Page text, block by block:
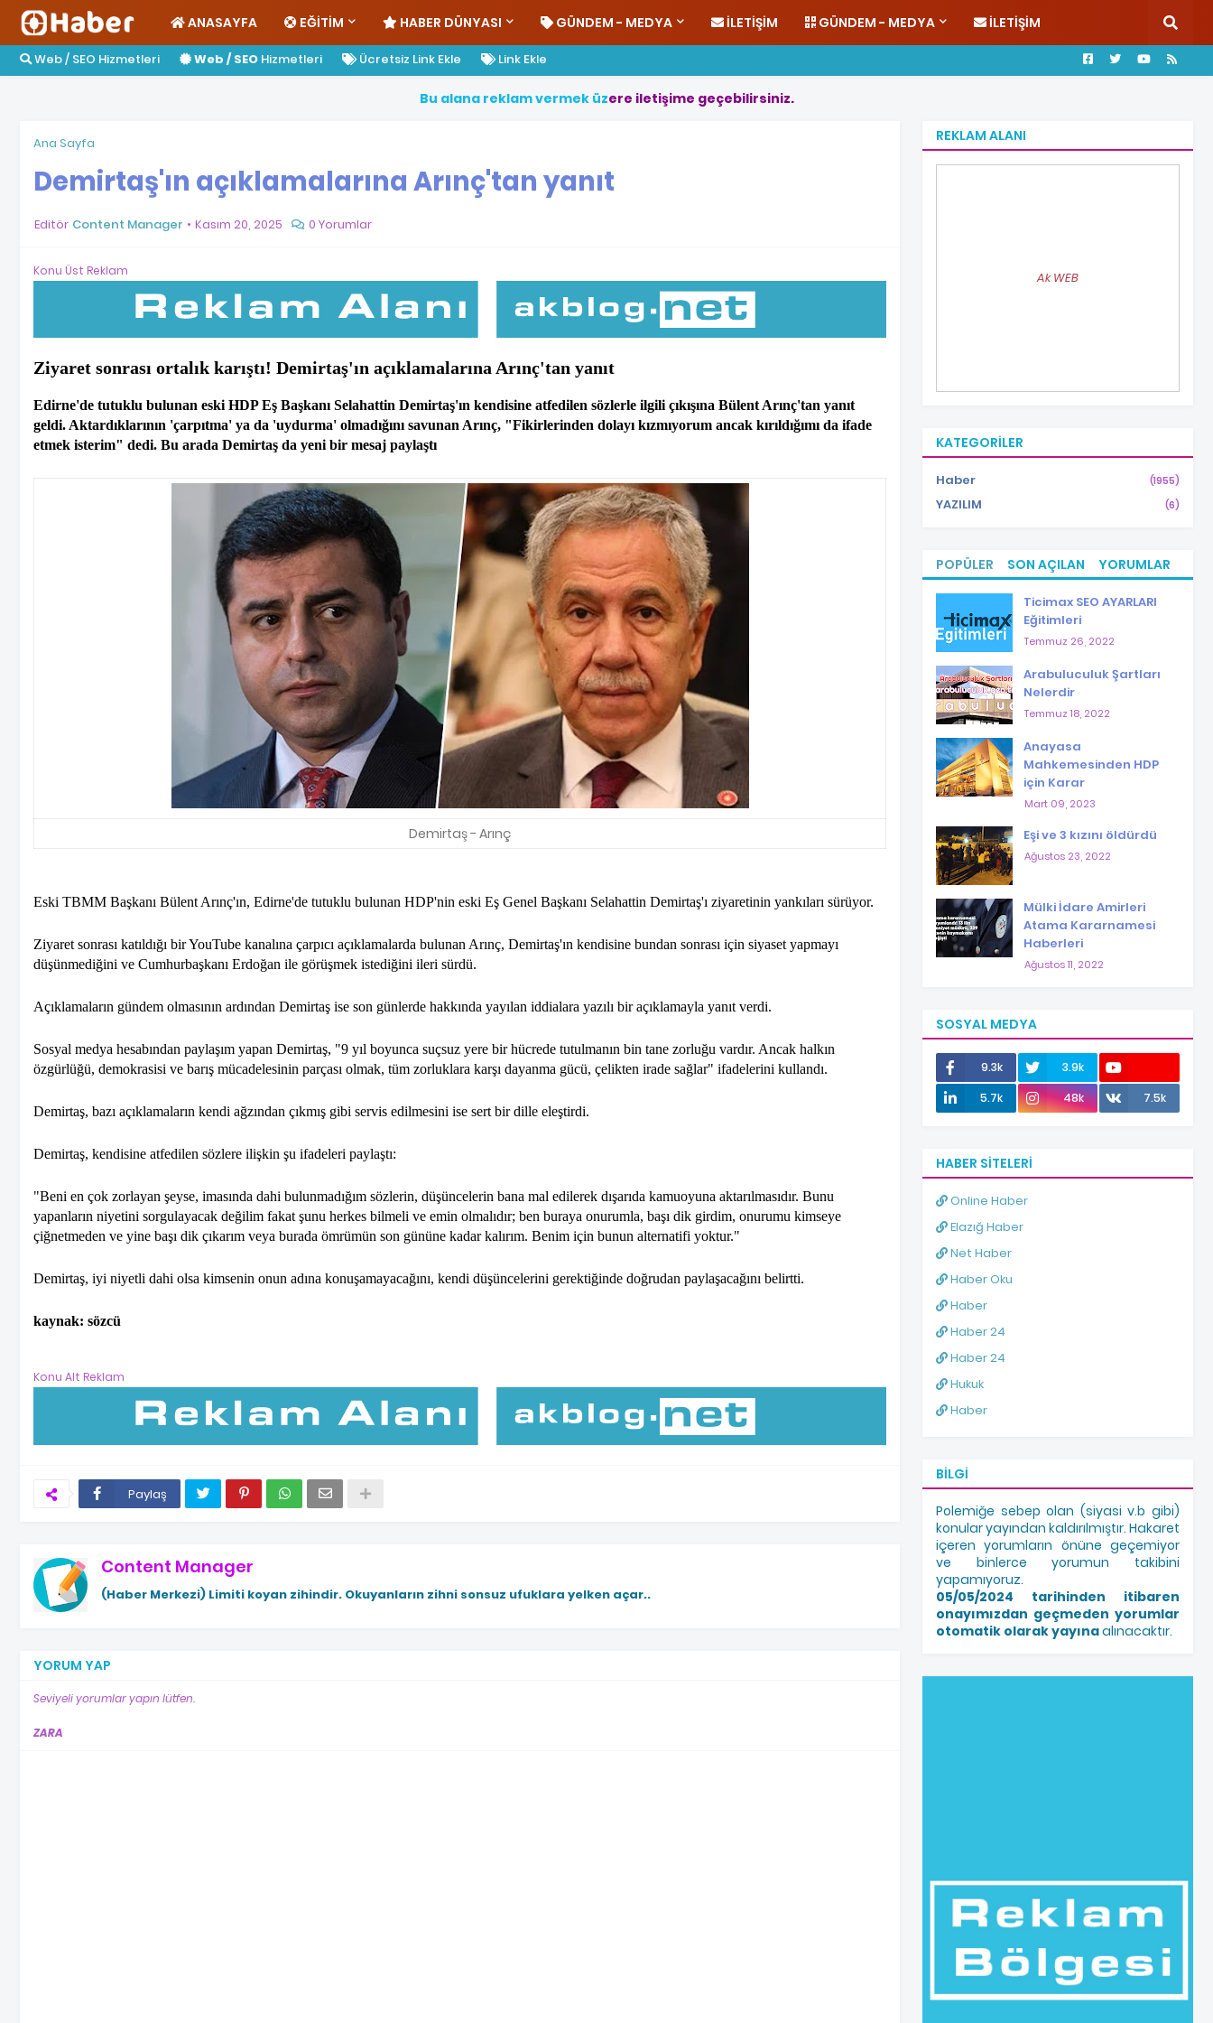
ANASAYFA EĞITIM HABER DÜNYASI GÜNDEM - MEDYA İLETIŞIM GÜNDEM - MEDYA İLETIŞIM
Web / SEO Hizmetleri Web / SEO Hizmetleri Ücretsiz Link Ekle Link Ekle
Bu alana reklamvermek üzere iletişime geçebilirsiniz.
Ana Sayfa
Demirtaş'ın açıklamalarına Arınç'tan yanıt
Editör Content Manager Kasım 20, 2025 0 Yorumlar
Konu Üst Reklam
Ziyaret sonrası ortalık karıştı! Demirtaş'ın açıklamalarına Arınç'tan yanıt
Edirne'de tutuklu bulunan eski HDP Eş Başkanı Selahattin Demirtaş'ın kendisine atfedilen sözlerle ilgili çıkışına Bülent Arınç'tan yanıt
geldi. Aktardıklarının 'çarpıtma' ya da 'uydurma' olmadığını savunan Arınç, "Fikirlerinden dolayı kızmıyorum ancak kırıldığımı da ifade
etmek isterim" dedi. Bu arada Demirtaş da yeni bir mesaj paylaştı
Demirtaş - Arınç
Eski TBMM Başkanı Bülent Arınç'ın, Edirne'de tutuklu bulunan HDP'nin eski Eş Genel Başkanı Selahattin Demirtaş'ı ziyaretinin yankıları sürüyor.
Ziyaret sonrası katıldığı bir YouTube kanalına çarpıcı açıklamalarda bulunan Arınç, Demirtaş'ın kendisine bundan sonrası için siyaset yapmayı
düşünmediğini ve Cumhurbaşkanı Erdoğan ile görüşmek istediğini ileri sürdü.
Açıklamaların gündem olmasının ardından Demirtaş ise son günlerde hakkında yayılan iddialara yazılı bir açıklamayla yanıt verdi.
Sosyal medya hesabından paylaşım yapan Demirtaş, "9 yıl boyunca suçsuz yere bir hücrede tutulmanın bin tane zorluğu vardır. Ancak halkın
özgürlüğü, demokrasisi ve barış mücadelesinin parçası olmak, tüm zorluklara karşı dayanma gücü, çelikten irade sağlar" ifadelerini kullandı.
Demirtaş, bazı açıklamaların kendi ağzından çıkmış gibi servis edilmesini ise sert bir dille eleştirdi.
Demirtaş, kendisine atfedilen sözlere ilişkin şu ifadeleri paylaştı:
"Beni en çok zorlayan şeyse, imasında dahi bulunmadığım sözlerin, düşüncelerin bana mal edilerek dışarıda kamuoyuna aktarılmasıdır. Bunu
yapanların niyetini sorgulayacak değilim fakat şunu herkes bilmeli ve emin olmalıdır; ben buraya onurumla, başı dik girdim, onurumu kimseye
çiğnetmeden ve yine başı dik çıkarım veya burada ömrümün son gününe kadar kalırım. Benim için bunun alternatifi yoktur."
Demirtaş, iyi niyetli dahi olsa kimsenin onun adına konuşamayacağını, kendi düşüncelerini gerektiğinde doğrudan paylaşacağını belirtti.
kaynak: sözcü
Konu Alt Reklam
Paylaş
Content Manager
(Haber Merkezi) Limiti koyan zihindir. Okuyanların zihni sonsuz ufuklara yelken açar..
YORUM YAP
Seviyeli yorumlar yapın lütfen.
ZARA
REKLAM ALANI
Ak WEB
KATEGORILER
Haber (1955)
YAZILIM (6)
POPÜLER SON AÇILAN YORUMLAR
Ticimax SEO AYARLARI
Eğitimleri
Temmuz 26, 2022
Arabuluculuk Şartları
Nelerdir
Temmuz 18, 2022
Anayasa
Mahkemesinden HDP
için Karar
Mart 09, 2023
Eşi ve 3 kızını öldürdü
Ağustos 23, 2022
Mülki İdare Amirleri
Atama Kararnamesi
Haberleri
Ağustos 11, 2022
SOSYAL MEDYA
9.3k
3.9k
12.0k
5.7k 48k 7.5k
HABER SITELERI
Online Haber
Elazığ Haber
Net Haber
Haber Oku
Haber
Haber 24
Haber 24
Hukuk
Haber
BILGI
Polemiğe sebep olan (siyasi v.b gibi)
konular yayından kaldırılmıştır. Hakaret
içeren yorumların önüne geçemiyor
ve binlerce yorumun takibini
yapamıyoruz.
05/05/2024 tarihinden itibaren
onayımızdan geçmeden yorumlar
otomatik olarak yayınaalınacaktır.